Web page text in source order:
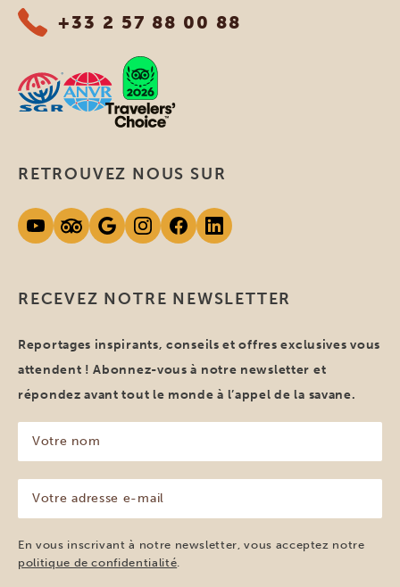
+33 2 57 88 00 88
RECEVEZ NOTRE NEWSLETTER
Reportages inspirants, conseils et offres exclusives vous
attendent ! Abonnez-vous à notre newsletter et
répondez avant tout le monde à l’appel de la savane.
nom
(Nécessaire)
adresse
e-
mail
(Nécessaire)
En vous inscrivant à notre newsletter, vous acceptez notre
politique de confidentialité.
RETROUVEZ NOUS SUR